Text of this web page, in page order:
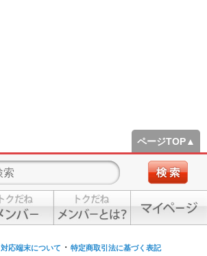
ページTOP▲
対応端末について ・ 特定商取引法に基づく表記